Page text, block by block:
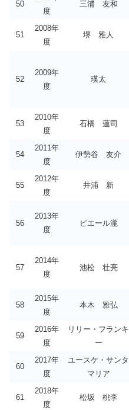
50
度
三浦 友和
51
2008年
度
堺 雅人
52
2009年
度
瑛太
53
2010年
度
石橋 蓮司
54
2011年
度
伊勢谷 友介
55
2012年
度
井浦 新
56
2013年
度
ピエール瀧
57
2014年
度
池松 壮亮
58
2015年
度
本木 雅弘
59
2016年
度
リリー・フランキ
ー
60
2017年
度
ユースケ・サンタ
マリア
61
2018年
度
松坂 桃李